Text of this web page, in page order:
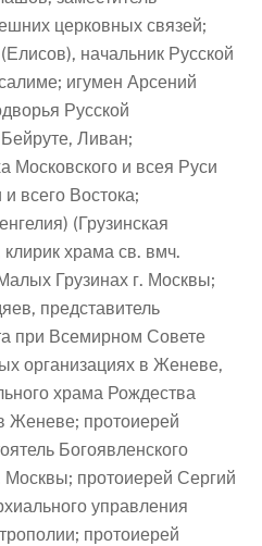
церковных связей;
начальник Русской
игумен Арсений
Русской
Ливан;
Московского и всея Руси
всего Востока;
(Грузинская
храма св. вмч.
Грузинах г. Москвы;
представитель
при Всемирном Совете
организациях в Женеве,
храма Рождества
Женеве; протоиерей
Богоявленского
Москвы; протоиерей Сергий
управления
протоиерей